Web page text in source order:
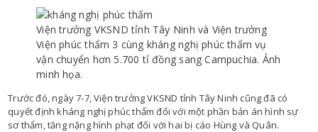
Viện trưởng VKSND tỉnh Tây Ninh và Viện trưởng
Viện phúc thẩm 3 cùng kháng nghị phúc thẩm vụ
vận chuyển hơn 5.700 tỉ đồng sang Campuchia. Ảnh
minh họa.
Trước đó, ngày 7-7, Viện trưởng VKSND tỉnh Tây Ninh cũng đã có
quyết định kháng nghị phúc thẩm đối với một phần bản án hình sự
sơ thẩm, tăng nặng hình phạt đối với hai bị cáo Hùng và Quân.